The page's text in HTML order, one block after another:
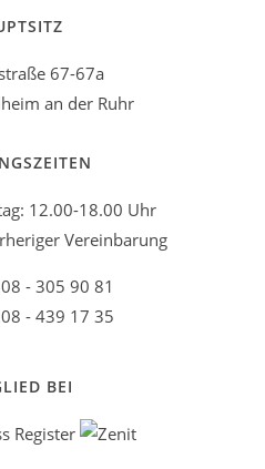
67-67a
an der Ruhr
12.00-18.00 Uhr
Vereinbarung
- 305 90 81
- 439 17 35
BEI